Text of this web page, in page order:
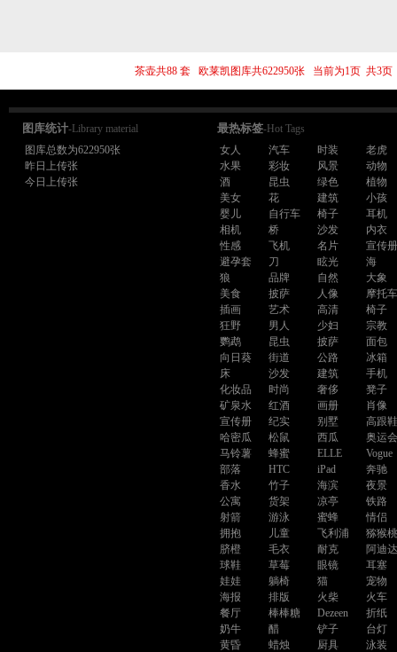
茶壶共88 套 欧莱凯图库共622950张 当前为1页 共
图库统计-Library material
图库总数为622950张
昨日上传张
今日上传张
最热标签-Hot Tags
女人
汽车 时装
老虎
水果
彩妆 风景
动物
酒
昆虫 绿色
植物
美女
花 建筑
小孩
婴儿
自行车 椅子
耳机
相机
桥 沙发
内衣
性感
飞机 名片
宣传册
避孕套
刀 眩光
海
狼
品牌 自然
大象
美食
披萨 人像
摩托车
插画
艺术 高清
椅子
狂野
男人 少妇
宗教
鹦鹉
昆虫 披萨
面包
向日葵
街道 公路
冰箱
床
沙发 建筑
手机
化妆品
时尚 奢侈
凳子
矿泉水
红酒 画册
肖像
宣传册
纪实 别墅
高跟鞋
哈密瓜
松鼠 西瓜
奥运会
马铃薯
蜂蜜 ELLE
Vogue
部落
HTC iPad
奔驰
香水
竹子 海滨
夜景
公寓
货架 凉亭
铁路
射箭
游泳 蜜蜂
情侣
拥抱
儿童 飞利浦
猕猴桃
脐橙
毛衣 耐克
阿迪
球鞋
草莓 眼镜
耳塞
娃娃
躺椅 猫
宠物
海报
排版 火柴
火车
餐厅
棒棒糖 Dezeen
折纸
奶牛
醋 铲子
台灯
黄昏
蜡烛 厨具
泳装